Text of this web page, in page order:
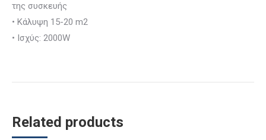
της συσκευής
• Κάλυψη 15-20 m2
• Ισχύς: 2000W
Related products